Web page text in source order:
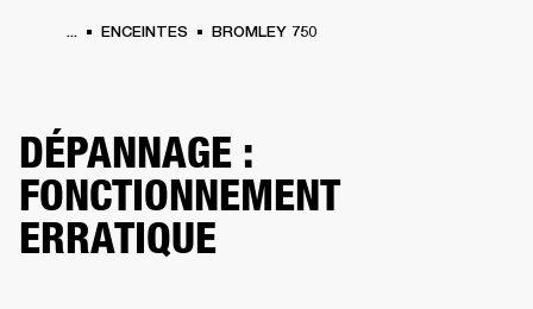
... ENCEINTES BROMLEY 750
DÉPANNAGE :
FONCTIONNEMENT
ERRATIQUE